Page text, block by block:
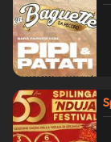
report_problem Segnala